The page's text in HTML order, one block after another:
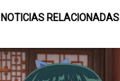
NOTICIAS RELACIONADAS